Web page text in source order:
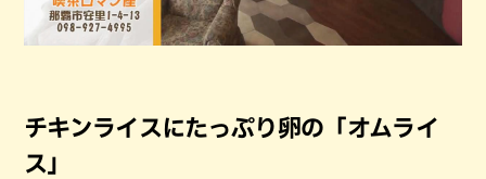
チキンライスにたっぷり卵の「オムライ
ス」